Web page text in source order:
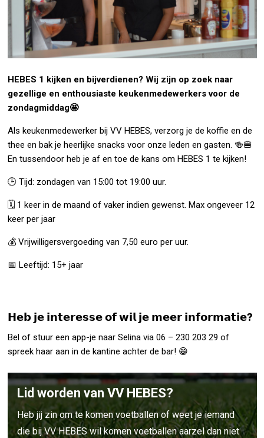
HEBES 1 kijken en bijverdienen? Wij zijn op zoek naar
gezellige en enthousiaste keukenmedewerkers voor de
zondagmiddag🤩
Als keukenmedewerker bij VV HEBES, verzorg je de koffie en de
thee en bak je heerlijke snacks voor onze leden en gasten. 🍻🍔
En tussendoor heb je af en toe de kans om HEBES 1 te kijken!
🕒 Tijd: zondagen van 15:00 tot 19:00 uur.
🗓️ 1 keer in de maand of vaker indien gewenst. Max ongeveer 12
keer per jaar
💰 Vrijwilligersvergoeding van 7,50 euro per uur.
📅 Leeftijd: 15+ jaar
𝗛𝗲𝗯 𝗷𝗲 𝗶𝗻𝘁𝗲𝗿𝗲𝘀𝘀𝗲 𝗼𝗳 𝘄𝗶𝗹 𝗷𝗲 𝗺𝗲𝗲𝗿 𝗶𝗻𝗳𝗼𝗿𝗺𝗮𝘁𝗶𝗲?
Bel of stuur een app-je naar Selina via 06 – 230 203 29 of
spreek haar aan in de kantine achter de bar! 😁
Lid worden van VV HEBES?
Heb jij zin om te komen voetballen of weet je iemand
die bij VV HEBES wil komen voetballen aarzel dan niet